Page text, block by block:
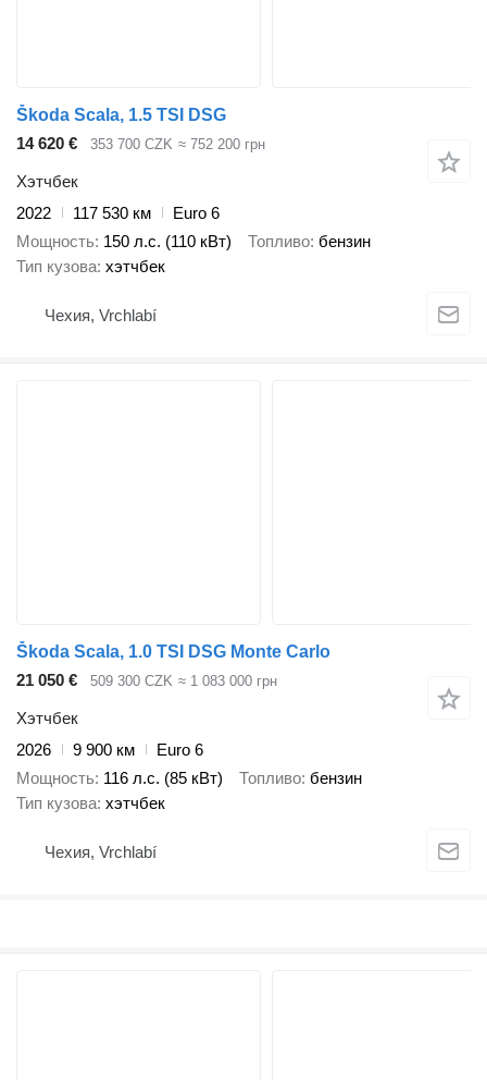
Škoda Scala, 1.5 TSI DSG
14 620 €
353 700 CZK ≈ 752 200 грн
Хэтчбек
2022
117 530 км
Euro 6
Мощность 150 л.с. (110 кВт) Топливо бензин
Тип кузова хэтчбек
Чехия, Vrchlabí
Škoda Scala, 1.0 TSI DSG Monte Carlo
21 050 €
509 300 CZK ≈ 1 083 000 грн
Хэтчбек
2026
9 900 км
Euro 6
Мощность 116 л.с. (85 кВт) Топливо бензин
Тип кузова хэтчбек
Чехия, Vrchlabí